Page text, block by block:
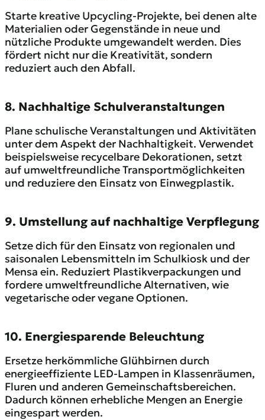
Starte kreative Upcycling-Projekte, bei denen alte
Materialien oder Gegenstände in neue und
nützliche Produkte umgewandelt werden. Dies
fördert nicht nur die Kreativität, sondern
reduziert auch den Abfall.
8. Nachhaltige Schulveranstaltungen
Plane schulische Veranstaltungen und Aktivitäten
unter dem Aspekt der Nachhaltigkeit. Verwendet
beispielsweise recycelbare Dekorationen, setzt
auf umweltfreundliche Transportmöglichkeiten
und reduziere den Einsatz von Einwegplastik.
9. Umstellung auf nachhaltige Verpflegung
Setze dich für den Einsatz von regionalen und
saisonalen Lebensmitteln im Schulkiosk und der
Mensa ein. Reduziert Plastikverpackungen und
fordere umweltfreundliche Alternativen, wie
vegetarische oder vegane Optionen.
10. Energiesparende Beleuchtung
Ersetze herkömmliche Glühbirnen durch
energieeffiziente LED-Lampen in Klassenräumen,
Fluren und anderen Gemeinschaftsbereichen.
Dadurch können erhebliche Mengen an Energie
eingespart werden.